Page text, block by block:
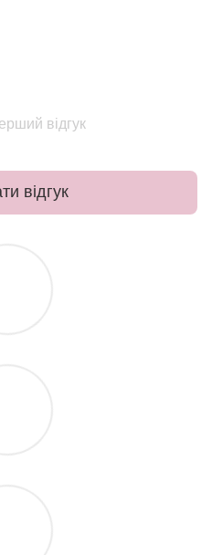
відгук
відгук